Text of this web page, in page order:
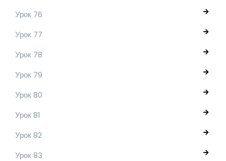
Урок 76
Урок 77
Урок 78
Урок 79
Урок 80
Урок 81
Урок 82
Урок 83